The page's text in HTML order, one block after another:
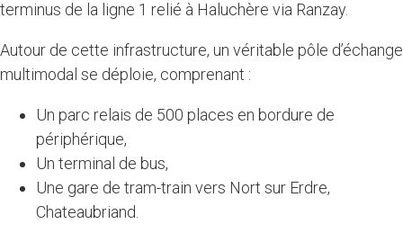
terminus de la ligne 1 relié à Haluchère via Ranzay.
Autour de cette infrastructure, un véritable pôle d’échange
multimodal se déploie, comprenant :
Un parc relais de 500 places en bordure de
périphérique,
Un terminal de bus,
Une gare de tram-train vers Nort sur Erdre,
Chateaubriand.